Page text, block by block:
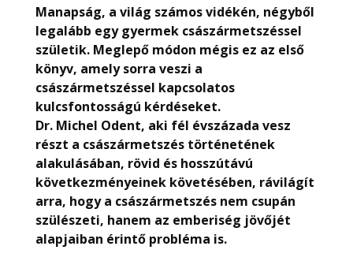
Manapság, a világ számos vidékén, négyből
legalább egy gyermek császármetszéssel
születik. Meglepő módon mégis ez az első
könyv, amely sorra veszi a
császármetszéssel kapcsolatos
kulcsfontosságú kérdéseket.
Dr. Michel Odent, aki fél évszázada vesz
részt a császármetszés történetének
alakulásában, rövid és hosszútávú
következményeinek követésében, rávilágít
arra, hogy a császármetszés nem csupán
szülészeti, hanem az emberiség jövőjét
alapjaiban érintő probléma is.